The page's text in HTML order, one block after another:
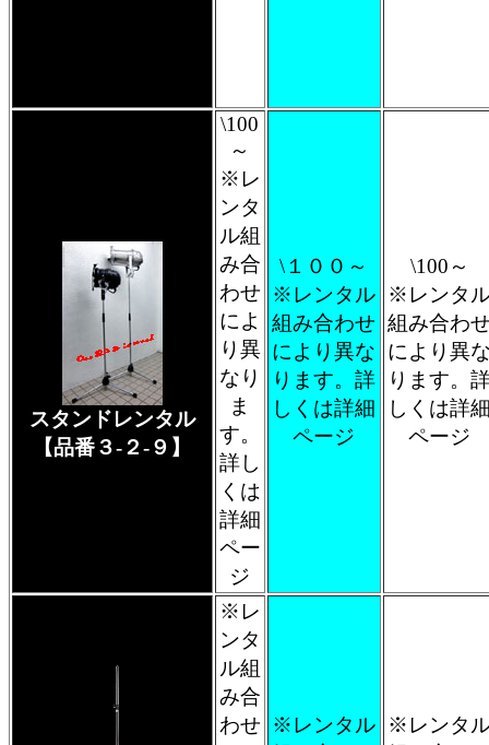
スタンドレンタル
【品番３-２-９】
\100
～
※レ
ンタ
ル組
み合
わせ
によ
り異
なり
ま
す。
詳し
くは
詳細
ペー
ジ
\１００～
※レンタル
組み合わせ
により異な
ります。詳
しくは詳細
ページ
\100～
※レンタ
組み合わ
により異
ります。
しくは詳
ページ
※レ
ンタ
ル組
み合
わせ ※レンタル
※レンタ